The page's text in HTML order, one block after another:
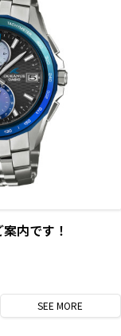
内です！
SEEMORE